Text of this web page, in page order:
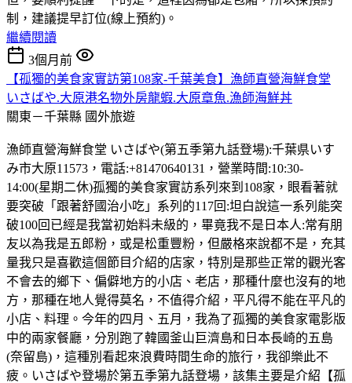
制，建議提早訂位(線上預約)。
繼續閱讀
3個月前
【孤獨的美食家實訪第108家-千葉美食】漁師直營海鮮食堂
いさばや.大原港名物外房龍蝦.大原章魚.漁師海鮮丼
關東－千葉縣 國外旅遊
漁師直營海鮮食堂 いさばや(第五季第九話登場):千葉県いす
み市大原11573，電話:+81470640131，營業時間:10:30-
14:00(星期二休)孤獨的美食家實訪系列來到108家，眼看著就
要突破「跟著舒國治小吃」系列的117回:坦白說這一系列能突
破100回已經是我當初始料未級的，畢竟我不是日本人:常有朋
友以為我是五郎粉，或是松重豐粉，但嚴格來說都不是，充其
量我只是喜歡這個節目介紹的店家，特別是那些正常的觀光客
不會去的鄉下、偏僻地方的小店、老店，那種什麼也沒有的地
方，那種在地人覺得莫名，不值得介紹，平凡得不能在平凡的
小店、料理。今年的四月、五月，我為了孤獨的美食家電影版
中的兩家餐廳，分別跑了韓國釜山巨濟島和日本長崎的五島
(奈留島)，這種別看起來浪費時間生命的旅行，我卻樂此不
疲。いさばや登場於第五季第九話登場，該集主要是介紹【孤